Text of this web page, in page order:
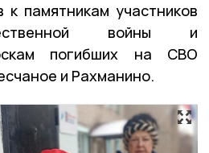
к памятникам участников
войны и
погибших на СВО
и Рахманино.